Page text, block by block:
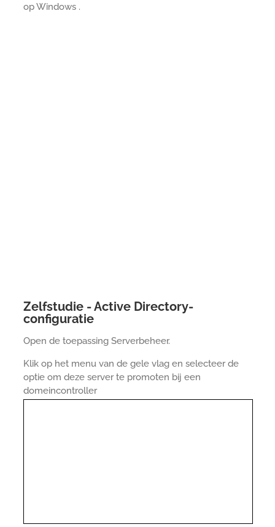
op Windows .
Zelfstudie - Active Directory-
configuratie
Open de toepassing Serverbeheer.
Klik op het menu van de gele vlag en selecteer de
optie om deze server te promoten bij een
domeincontroller